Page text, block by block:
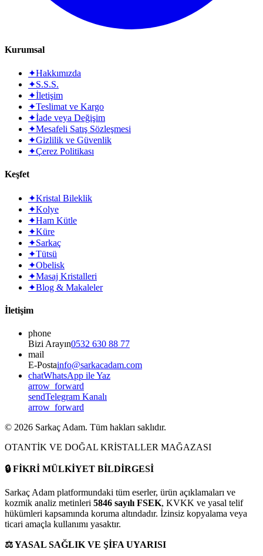
Kurumsal
✦Hakkımızda
✦S.S.S.
✦İletişim
✦Teslimat ve Kargo
✦İade veya Değişim
✦Mesafeli Satış Sözleşmesi
✦Gizlilik ve Güvenlik
✦Çerez Politikası
Keşfet
✦Kristal Bileklik
✦Kolye
✦Ham Kütle
✦Küre
✦Sarkaç
✦Tütsü
✦Obelisk
✦Masaj Kristalleri
✦Blog & Makaleler
İletişim
phone
Bizi Arayın0532 630 88 77
mail
E-Postainfo@sarkacadam.com
chatWhatsApp ile Yaz
arrow_forward
sendTelegram Kanalı
arrow_forward
© 2026 Sarkaç Adam. Tüm hakları saklıdır.
OTANTİK VE DOĞAL KRİSTALLER MAĞAZASI
🔒FİKRİ MÜLKİYET BİLDİRGESİ
Sarkaç Adam platformundaki tüm eserler, ürün açıklamaları ve
kozmik analiz metinleri 5846 sayılı FSEK, KVKK ve yasal telif
hükümleri kapsamında koruma altındadır. İzinsiz kopyalama veya
ticari amaçla kullanımı yasaktır.
⚖️YASAL SAĞLIK VE ŞİFA UYARISI